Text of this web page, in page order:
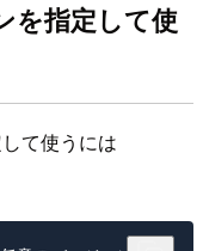
を指定して使
て使うには